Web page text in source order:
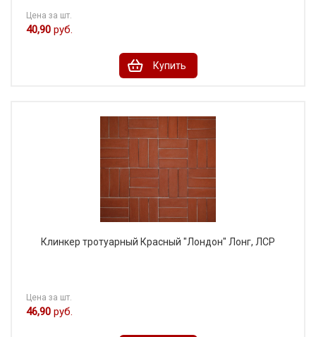
Цена за шт.
40,90 руб.
Купить
Клинкер тротуарный Красный "Лондон" Лонг, ЛСР
Цена за шт.
46,90 руб.